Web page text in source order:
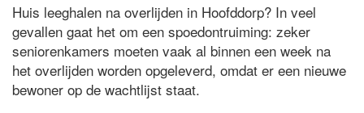
Huis leeghalen na overlijden in Hoofddorp? In veel
gevallen gaat het om een spoedontruiming: zeker
seniorenkamers moeten vaak al binnen een week na
het overlijden worden opgeleverd, omdat er een nieuwe
bewoner op de wachtlijst staat.